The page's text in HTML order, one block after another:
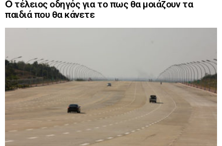
O τέλειος οδηγός για το πως θα μοιάζουν τα
παιδιά που θα κάνετε